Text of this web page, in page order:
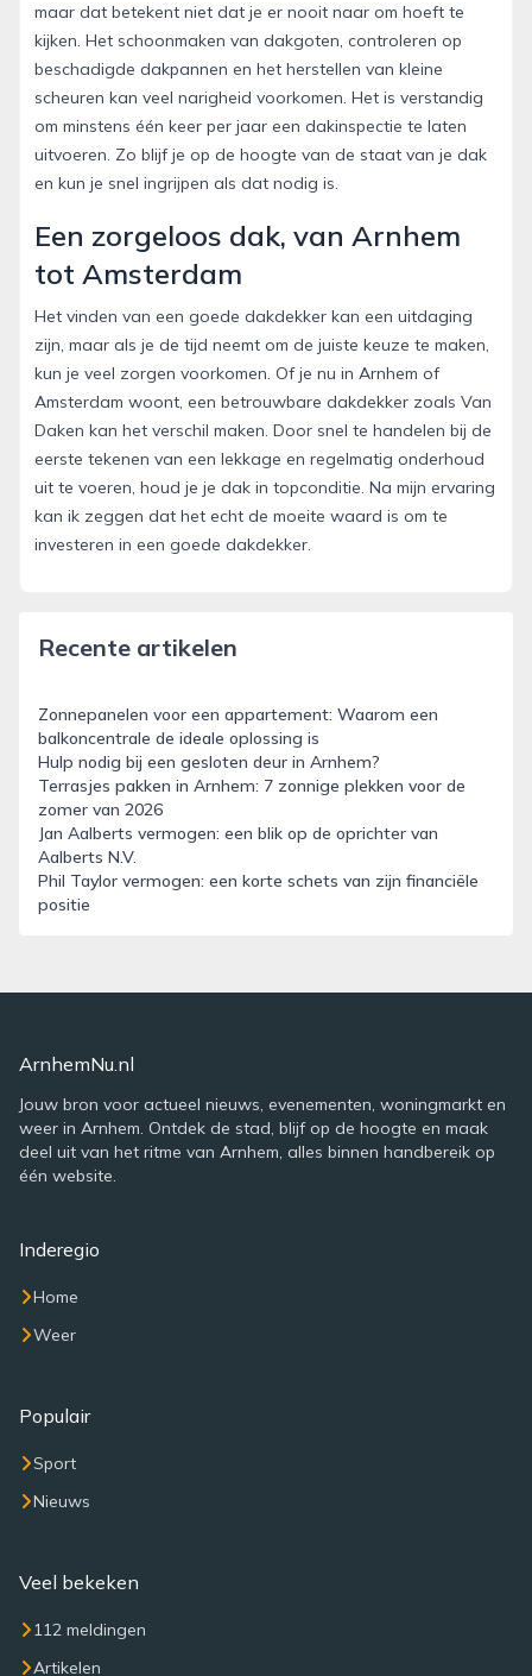
maar dat betekent niet dat je er nooit naar om hoeft te
kijken. Het schoonmaken van dakgoten, controleren op
beschadigde dakpannen en het herstellen van kleine
scheuren kan veel narigheid voorkomen. Het is verstandig
om minstens één keer per jaar een dakinspectie te laten
uitvoeren. Zo blijf je op de hoogte van de staat van je dak
en kun je snel ingrijpen als dat nodig is.
Een zorgeloos dak, van Arnhem
tot Amsterdam
Het vinden van een goede dakdekker kan een uitdaging
zijn, maar als je de tijd neemt om de juiste keuze te maken,
kun je veel zorgen voorkomen. Of je nu in Arnhem of
Amsterdam woont, een betrouwbare dakdekker zoals Van
Daken kan het verschil maken. Door snel te handelen bij de
eerste tekenen van een lekkage en regelmatig onderhoud
uit te voeren, houd je je dak in topconditie. Na mijn ervaring
kan ik zeggen dat het echt de moeite waard is om te
investeren in een goede dakdekker.
Recente artikelen
Zonnepanelen voor een appartement: Waarom een
balkoncentrale de ideale oplossing is
Hulp nodig bij een gesloten deur in Arnhem?
Terrasjes pakken in Arnhem: 7 zonnige plekken voor de
zomer van 2026
Jan Aalberts vermogen: een blik op de oprichter van
Aalberts N.V.
Phil Taylor vermogen: een korte schets van zijn financiële
positie
ArnhemNu.nl
Jouw bron voor actueel nieuws, evenementen, woningmarkt en
weer in Arnhem. Ontdek de stad, blijf op de hoogte en maak
deel uit van het ritme van Arnhem, alles binnen handbereik op
één website.
Inderegio
Home
Weer
Populair
Sport
Nieuws
Veel bekeken
112 meldingen
Artikelen